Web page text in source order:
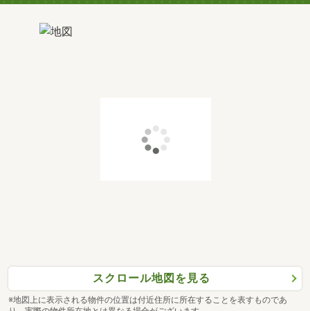
スクロール地図を見る
※地図上に表示される物件の位置は付近住所に所在することを表すものであ